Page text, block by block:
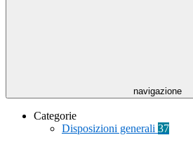
navigazione
Categorie
Disposizioni generali 37